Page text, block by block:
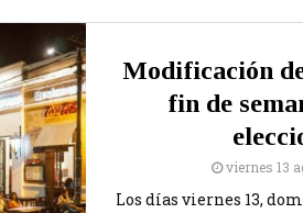
Modificación
fin de
viernes 13
Los días viernes 13,